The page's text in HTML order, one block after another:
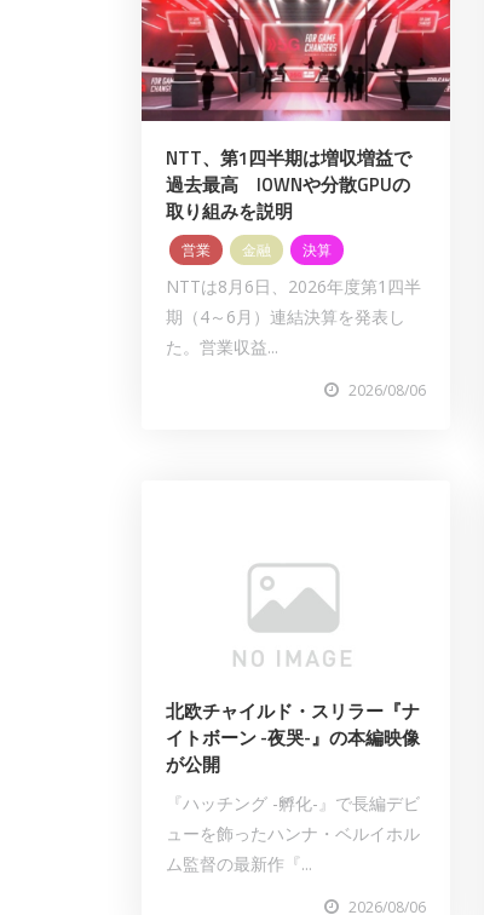
NTT、第1四半期は増収増益で
過去最高 IOWNや分散GPUの
取り組みを説明
営業 金融 決算
NTTは8月6日、2026年度第1四半
期（4～6月）連結決算を発表し
た。営業収益...
2026/08/06
北欧チャイルド・スリラー『ナ
イトボーン -夜哭-』の本編映像
が公開
『ハッチング -孵化-』で長編デビ
ューを飾ったハンナ・ベルイホル
ム監督の最新作『...
2026/08/06